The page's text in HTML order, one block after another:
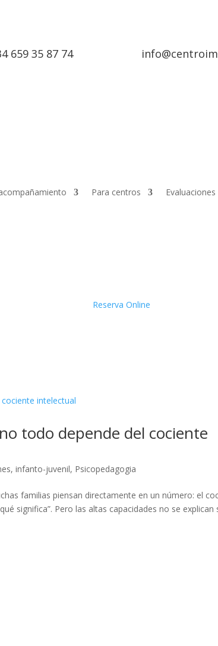
659 35 87 74
Para centros Evaluaciones
Reserva Online
todo depende del cociente
,infanto-juvenil, Psicopedagogia
familias piensan directamente en un número: el
significa”. Pero las altas capacidades no se